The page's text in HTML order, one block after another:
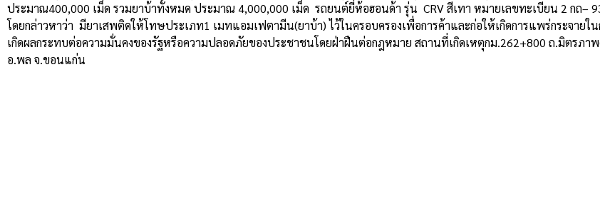
ประมาณ400,000 เม็ด รวมยาบ้าทั้งหมด ประมาณ 4,000,000 เม็ด รถยนต์ยี่ห้อฮอนด้า รุ่น CRVสีเทา หมายเลขทะเบียน 2 กถ–
โดยกล่าวหาว่า มียาเสพติดให้โทษประเภท1 เมทแอมเฟตามีน(ยาบ้า)ไว้ในครอบครองเพื่อการค้าและก่อให้เกิดการแพร่กระจาย
เกิดผลกระทบต่อความมั่นคงของรัฐหรือความปลอดภัยของประชาชนโดยฝ่าฝืนต่อกฎหมาย สถานที่เกิดเหตุกม.262+800 ถ.มิตรภาพ
อ.พล จ.ขอนแก่น